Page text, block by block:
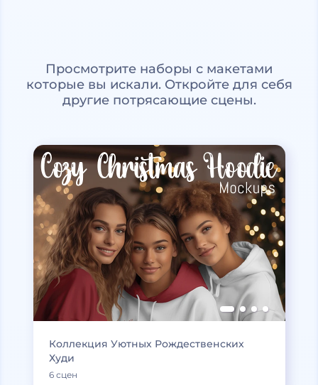
Просмотрите наборы с макетами
которые вы искали. Откройте для себя
другие потрясающие сцены.
Коллекция Уютных Рождественских
Худи
6 сцен